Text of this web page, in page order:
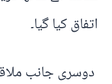
اتفاق کیا گیا۔
دوسری جانب